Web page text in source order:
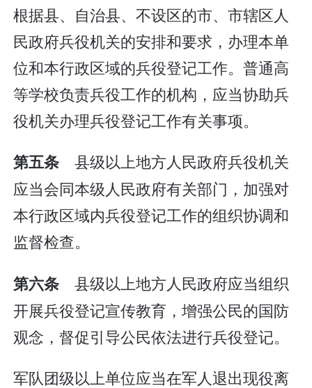
根据县、自治县、不设区的市、市辖区人
民政府兵役机关的安排和要求，办理本单
位和本行政区域的兵役登记工作。普通高
等学校负责兵役工作的机构，应当协助兵
役机关办理兵役登记工作有关事项。
第五条县级以上地方人民政府兵役机关
应当会同本级人民政府有关部门，加强对
本行政区域内兵役登记工作的组织协调和
监督检查。
第六条县级以上地方人民政府应当组织
开展兵役登记宣传教育，增强公民的国防
观念，督促引导公民依法进行兵役登记。
军队团级以上单位应当在军人退出现役离